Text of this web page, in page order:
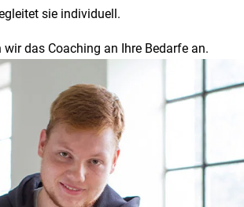
sie individuell.
das Coaching an Ihre Bedarfe an.